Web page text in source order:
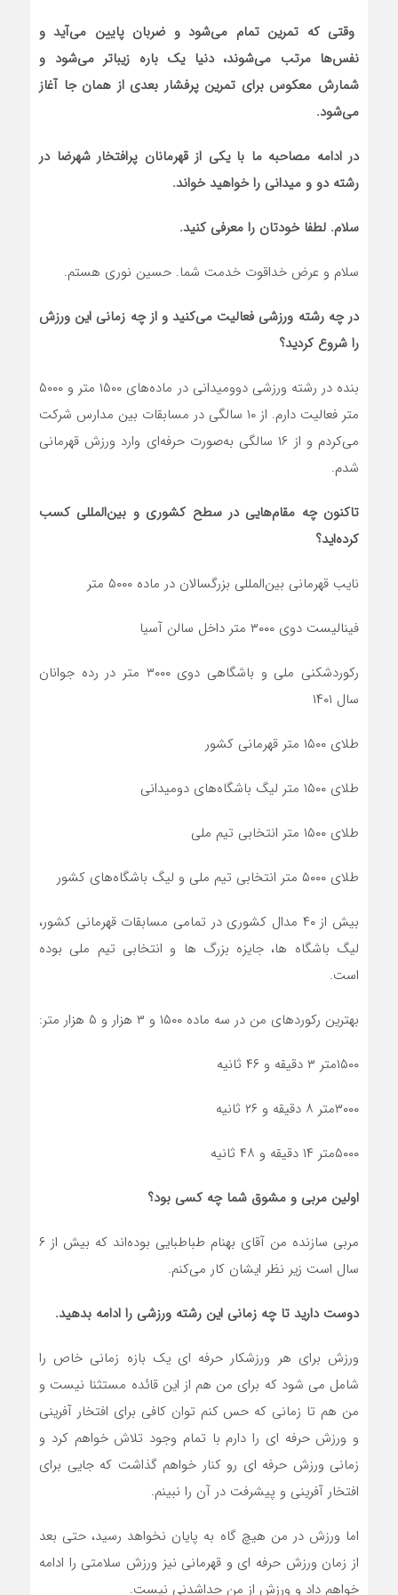
وقتی که تمرین تمام می‌شود و ضربان پایین می‌آید و
نفس‌ها مرتب می‌شوند، دنیا یک باره زیباتر می‌شود و
شمارش معکوس برای تمرین پرفشار بعدی از همان جا آغاز
می‌شود.
در ادامه مصاحبه ما با یکی از قهرمانان پرافتخار شهرضا در
رشته دو و میدانی را خواهید خواند.
سلام. لطفا خودتان را معرفی کنید.
سلام و عرض خداقوت خدمت شما. حسین نوری هستم.
در چه رشته ورزشی فعالیت می‌کنید و از چه زمانی این ورزش
را شروع کردید؟
بنده در رشته ورزشی دوومیدانی در ماده‌های ۱۵۰۰ متر و ۵۰۰۰
متر فعالیت دارم. از ۱۰ سالگی در مسابقات بین مدارس شرکت
می‌کردم و از ۱۶ سالگی به‌صورت حرفه‌ای وارد ورزش قهرمانی
شدم.
تاکنون چه مقام‌هایی در سطح کشوری و بین‌المللی کسب
کرده‌اید؟
نایب قهرمانی بین‌المللی بزرگسالان در ماده ۵۰۰۰ متر
فینالیست دوی ۳۰۰۰ متر داخل سالن آسیا
رکوردشکنی ملی و باشگاهی دوی ۳۰۰۰ متر در رده جوانان
سال ۱۴۰۱
طلای ۱۵۰۰ متر قهرمانی کشور
طلای ۱۵۰۰ متر لیگ باشگاه‌های دومیدانی
طلای ۱۵۰۰ متر انتخابی تیم‌ ملی
طلای ۵۰۰۰ متر انتخابی تیم‌ ملی و لیگ باشگاه‌های کشور
بیش از ۴۰ مدال کشوری در تمامی مسابقات قهرمانی کشور،
لیگ باشگاه ها، جایزه بزرگ ها و انتخابی تیم ملی بوده
است.
بهترین رکوردهای من در سه ماده ۱۵۰۰ و ۳ هزار و ۵ هزار متر:
۱۵۰۰متر ۳ دقیقه و ۴۶ ثانیه
۳۰۰۰متر ۸ دقیقه و ۲۶ ثانیه
۵۰۰۰متر ۱۴ دقیقه و ۴۸ ثانیه
اولین مربی و مشوق شما چه کسی بود؟
مربی سازنده من آقای بهنام طباطبایی بوده‌اند که بیش از ۶
سال است زیر نظر ایشان کار می‌کنم.
دوست دارید تا چه زمانی این رشته ورزشی را ادامه بدهید.
ورزش برای هر ورزشکار حرفه ای یک بازه زمانی خاص را
شامل می شود که برای من هم از این قائده مستثنا نیست و
من هم تا زمانی که حس کنم توان کافی برای افتخار آفرینی
و ورزش حرفه ای را دارم با تمام وجود تلاش خواهم کرد و
زمانی ورزش حرفه ای رو کنار خواهم گذاشت که جایی برای
افتخار آفرینی و پیشرفت در آن را نبینم.
اما ورزش در من هیچ گاه به پایان نخواهد رسید، حتی بعد
از زمان ورزش حرفه ای و قهرمانی نیز ورزش سلامتی را ادامه
خواهم داد و ورزش از من جداشدنی نیست.